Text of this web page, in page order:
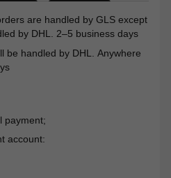
are handled by GLS except
by DHL. 2–5 business days
be handled by DHL. Anywhere
payment;
account: